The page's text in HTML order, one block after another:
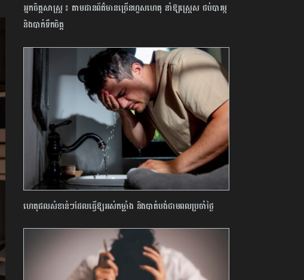
អ្នកចិត្តសាស្ត្រ ៖ តាមដានព័ត៌មានច្រើនហួសហេតុ នាំឱ្យស្ត្រេស ថប់បារម្ភ
និងបាក់ទឹកចិត្ត
ហេតុផលសំខាន់ៗដែលធ្វើឱ្យអស់កម្លាំង និងបាត់បង់ថាមពលប្រចាំថ្ងៃ